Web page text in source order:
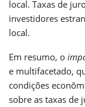
local. Taxas de
investidores
local.
Em resumo, o
e multifacetado,
condições
sobre as taxas de